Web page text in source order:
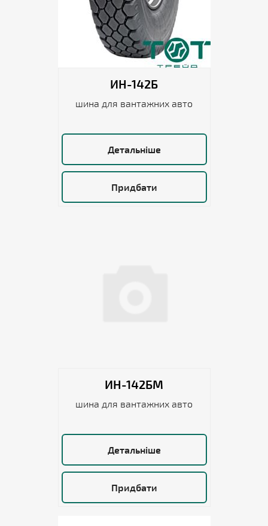
ИН-142Б
шина для вантажних авто
Детальніше
Придбати
ИН-142БМ
шина для вантажних авто
Детальніше
Придбати